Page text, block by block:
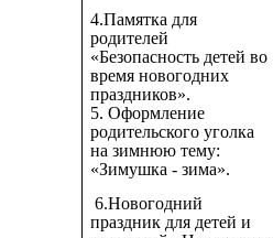
4.Памятка для
родителей
«Безопасность детей во
время новогодних
праздников».
5. Оформление
родительского уголка
на зимнюю тему:
«Зимушка - зима».
6.Новогодний
праздник для детей и